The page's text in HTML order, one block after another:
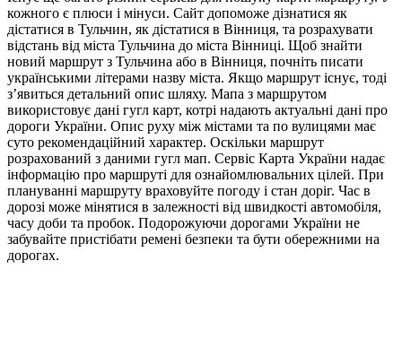
кожного є плюси і мінуси. Сайт допоможе дізнатися як
дістатися в Тульчин, як дістатися в Вінниця, та розрахувати
відстань від міста Тульчина до міста Вінниці. Щоб знайти
новий маршрут з Тульчина або в Вінниця, почніть писати
українськими літерами назву міста. Якщо маршрут існує, тоді
з’явиться детальний опис шляху. Мапа з маршрутом
використовує дані гугл карт, котрі надають актуальні дані про
дороги України. Опис руху між містами та по вулицями має
суто рекомендаційний характер. Оскільки маршрут
розрахований з даними гугл мап. Сервіс Карта України надає
інформацію про маршруті для ознайомлювальних цілей. При
плануванні маршруту враховуйте погоду і стан доріг. Час в
дорозі може мінятися в залежності від швидкості автомобіля,
часу доби та пробок. Подорожуючи дорогами України не
забувайте пристібати ремені безпеки та бути обережними на
дорогах.